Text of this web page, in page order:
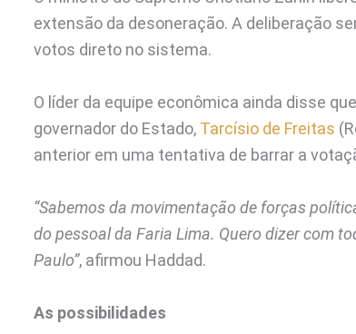
extensão da desoneração. A deliberação
votos direto no sistema.
O líder da equipe econômica ainda disse
governador do Estado, Tarcísio de Freitas
anterior em uma tentativa de barrar a
“Sabemos da movimentação de forças
do pessoal da Faria Lima. Quero dizer com
Paulo”, afirmou Haddad.
As possibilidades